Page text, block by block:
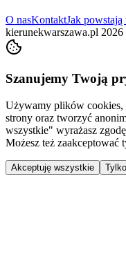
O nasKontaktJak powstają
kierunekwarszawa.pl 2026
Szanujemy Twoją
Używamy plików cookies,
strony oraz tworzyć
wszystkie" wyrażasz
Możesz też zaakceptować
Akceptuję wszystkie